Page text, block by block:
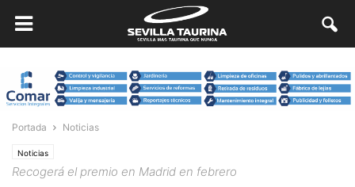
Portada Noticias
Noticias
Recogerá el premio en Madrid en febrero